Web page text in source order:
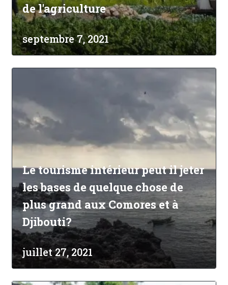
de l'agriculture
septembre 7, 2021
Le tourisme intérieur peut il jeter
les bases de quelque chose de
plus grand aux Comores et à
Djibouti?
juillet 27, 2021